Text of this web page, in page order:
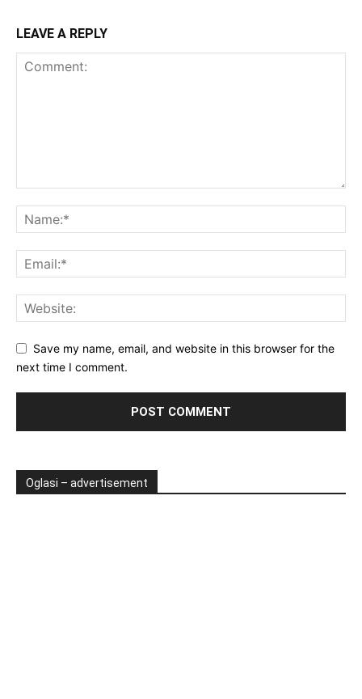
LEAVE A REPLY
Save my name, email, and website in this browser for the
next time I comment.
Oglasi – advertisement